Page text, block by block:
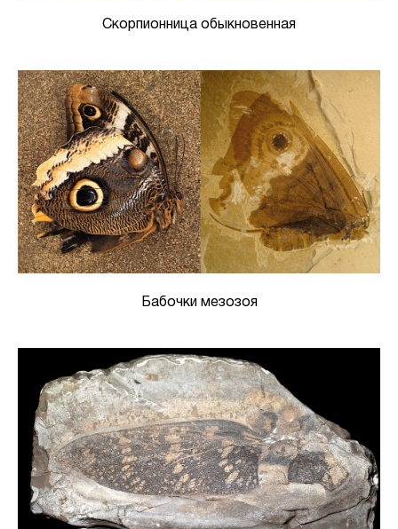
Скорпионница обыкновенная
Бабочки мезозоя